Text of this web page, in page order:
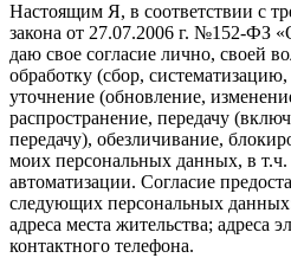
Настоящим Я, в соответствии с
закона от 27.07.2006 г. №152-ФЗ
даю свое согласие лично, своей
обработку (сбор,
уточнение (обновление,
распространение, передачу
передачу), обезличивание,
моих персональных данных, в т.ч.
автоматизации. Согласие
следующих персональных
адреса места жительства; адреса
контактного телефона.